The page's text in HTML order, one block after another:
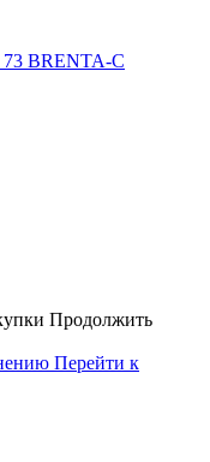
73 BRENTA-C
Продолжить
Перейти к